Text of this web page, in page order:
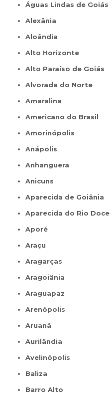
Águas Lindas de Goiás
Alexânia
Aloândia
Alto Horizonte
Alto Paraíso de Goiás
Alvorada do Norte
Amaralina
Americano do Brasil
Amorinópolis
Anápolis
Anhanguera
Anicuns
Aparecida de Goiânia
Aparecida do Rio Doce
Aporé
Araçu
Aragarças
Aragoiânia
Araguapaz
Arenópolis
Aruanã
Aurilândia
Avelinópolis
Baliza
Barro Alto